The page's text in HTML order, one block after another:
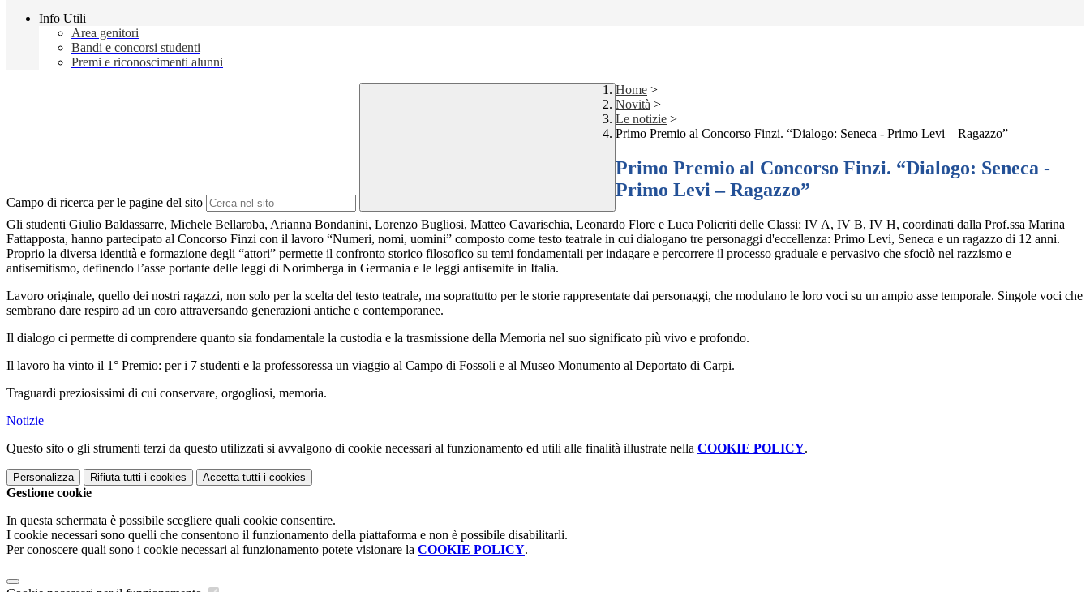
Info Utili
Area genitori
Bandi e concorsi studenti
Premi e riconoscimenti alunni
Campo di ricerca per le pagine del sito
Home >
Novità >
Le notizie >
Primo Premio al Concorso Finzi. “Dialogo: Seneca - Primo Levi – Ragazzo”
Primo Premio al Concorso Finzi. “Dialogo: Seneca -
Primo Levi – Ragazzo”
Gli studenti Giulio Baldassarre, Michele Bellaroba, Arianna Bondanini, Lorenzo Bugliosi, Matteo Cavarischia, Leonardo Flore e Luca Policriti delle Classi: IV A, IV B, IV H, coordinati dalla Prof.ssa Marina
Fattapposta, hanno partecipato al Concorso Finzi con il lavoro “Numeri, nomi, uomini” composto come testo teatrale in cui dialogano tre personaggi d'eccellenza: Primo Levi, Seneca e un ragazzo di 12 anni.
Proprio la diversa identità e formazione degli “attori” permette il confronto storico filosofico su temi fondamentali per indagare e percorrere il processo graduale e pervasivo che sfociò nel razzismo e
antisemitismo, definendo l’asse portante delle leggi di Norimberga in Germania e le leggi antisemite in Italia.
Lavoro originale, quello dei nostri ragazzi, non solo per la scelta del testo teatrale, ma soprattutto per le storie rappresentate dai personaggi, che modulano le loro voci su un ampio asse temporale. Singole voci che
sembrano dare respiro ad un coro attraversando generazioni antiche e contemporanee.
Il dialogo ci permette di comprendere quanto sia fondamentale la custodia e la trasmissione della Memoria nel suo significato più vivo e profondo.
Il lavoro ha vinto il 1° Premio: per i 7 studenti e la professoressa un viaggio al Campo di Fossoli e al Museo Monumento al Deportato di Carpi.
Traguardi preziosissimi di cui conservare, orgogliosi, memoria.
Notizie
Questo sito o gli strumenti terzi da questo utilizzati si avvalgono di cookie necessari al funzionamento ed utili alle finalità illustrate nella COOKIE POLICY.
Personalizza Rifiuta tutti i cookies Accetta tutti i cookies
Gestione cookie
In questa schermata è possibile scegliere quali cookie consentire.
I cookie necessari sono quelli che consentono il funzionamento della piattaforma e non è possibile disabilitarli.
Per conoscere quali sono i cookie necessari al funzionamento potete visionare la COOKIE POLICY.